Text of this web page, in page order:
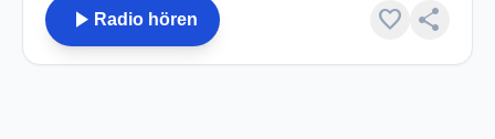
play_arrow Radio hören favorite share